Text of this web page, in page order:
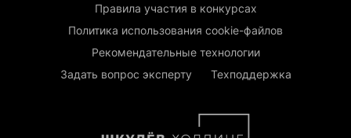
Правила участия в конкурсах
Политика использования cookie-файлов
Рекомендательные технологии
Задать вопрос эксперту
Техподдержка